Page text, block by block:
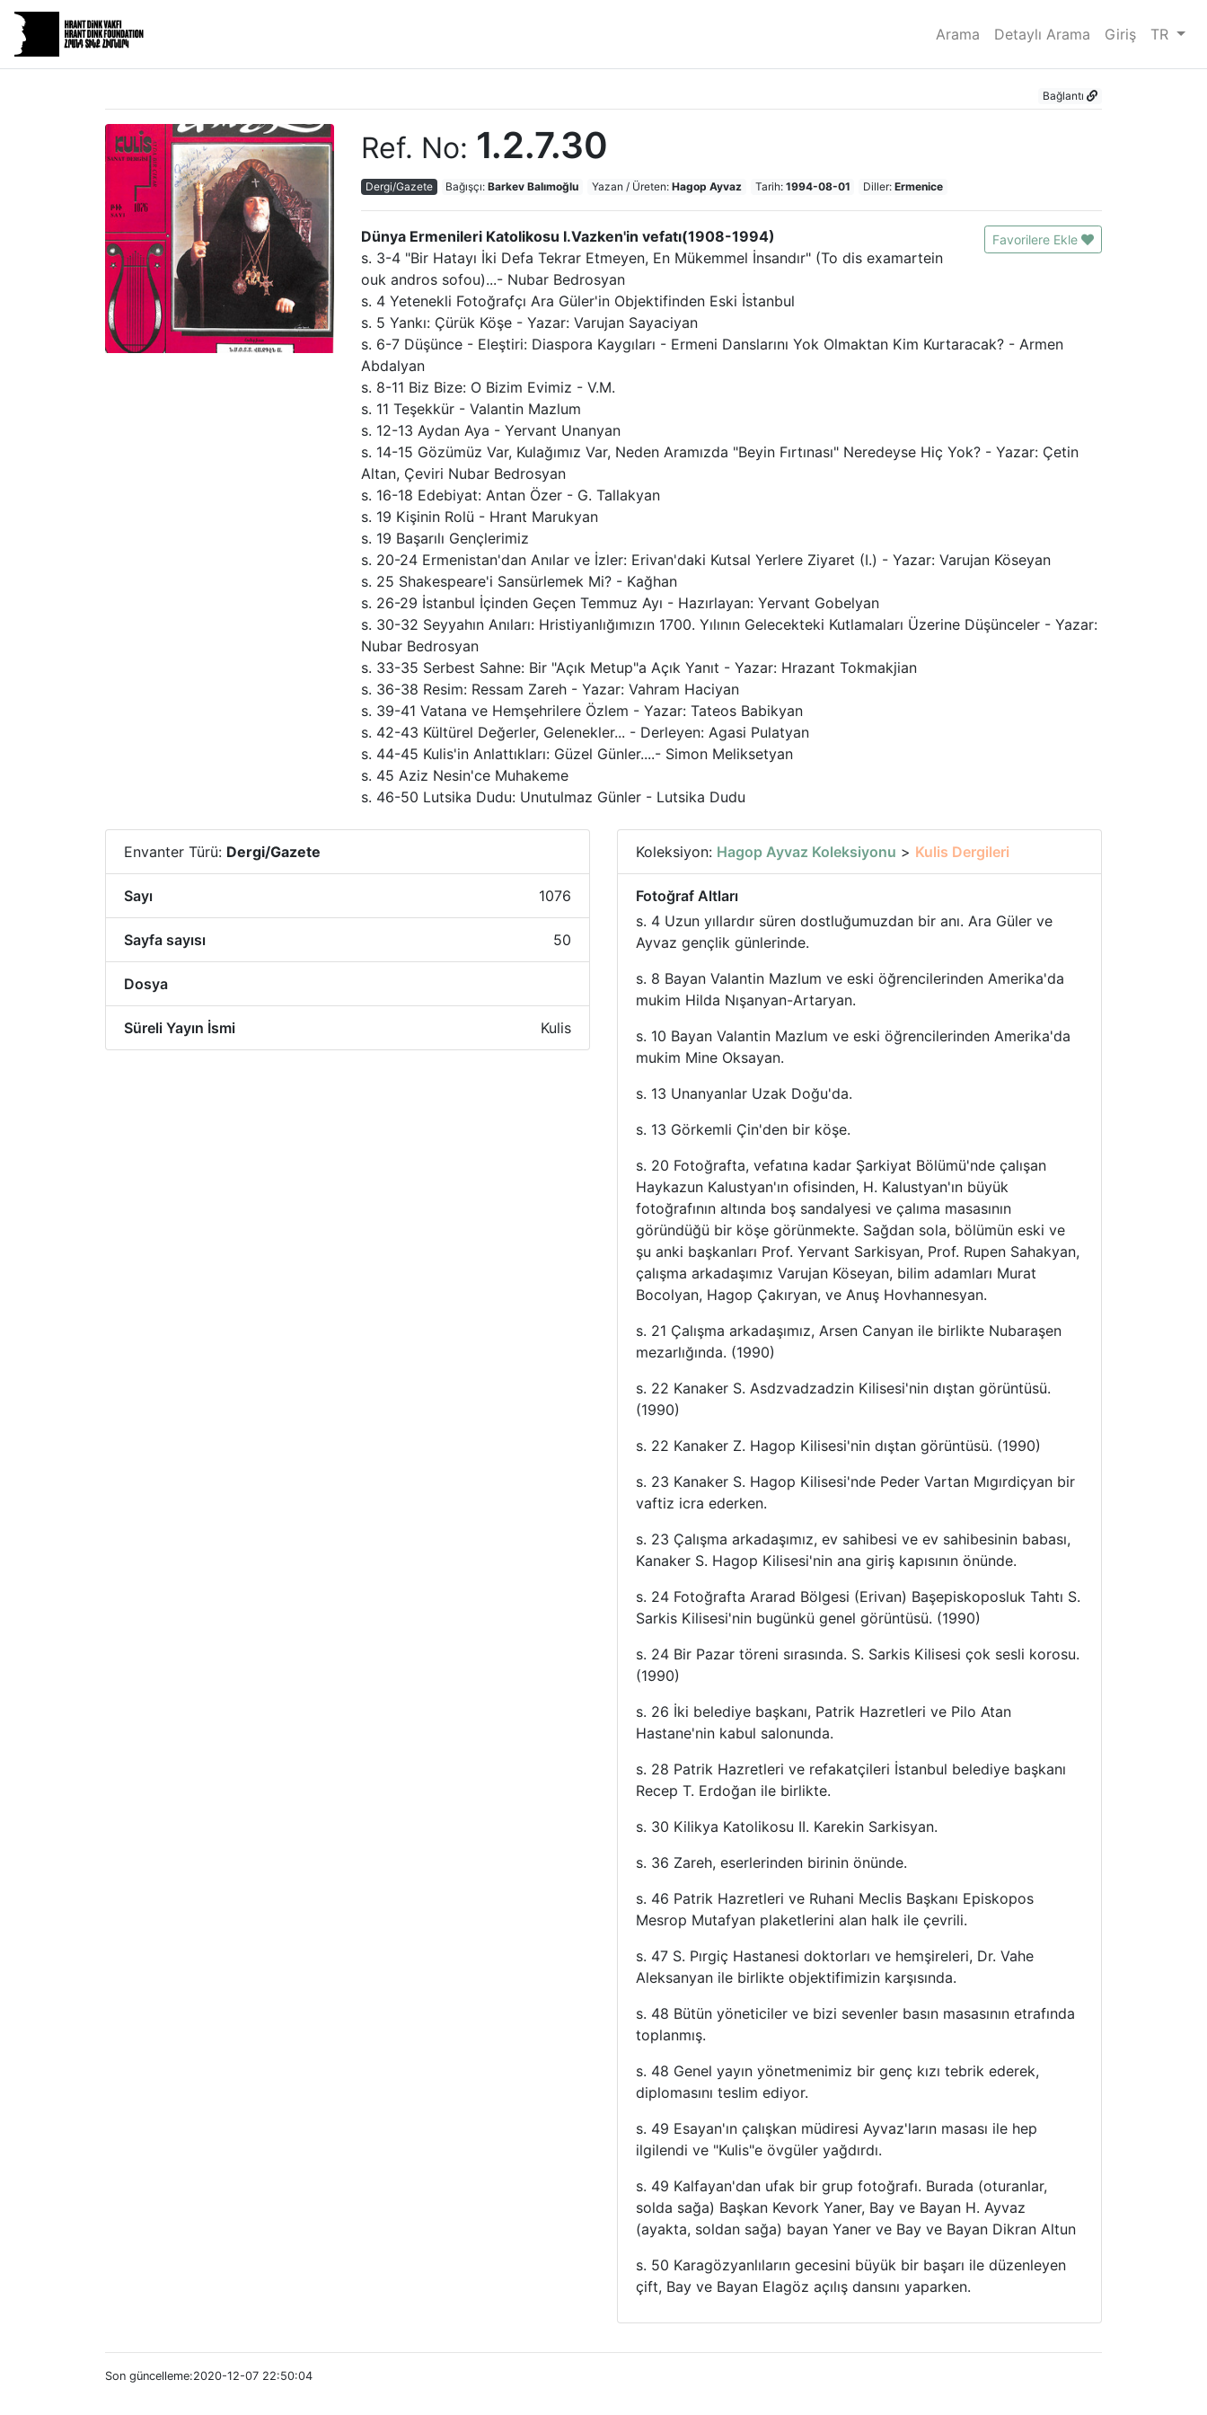
Arama Detaylı Arama Giriş TR
Bağlantı
Ref. No: 1.2.7.30
Dergi/Gazete Bağışçı: Barkev Balımoğlu Yazan / Üreten:Hagop Ayvaz Tarih:1994-08-01 Diller: Ermenice
Favorilere Ekle
Dünya Ermenileri Katolikosu I.Vazken'in vefatı(1908-1994)
s. 3-4 "Bir Hatayı İki Defa Tekrar Etmeyen, En Mükemmel İnsandır" (To dis examartein
ouk andros sofou)...- Nubar Bedrosyan
s. 4 Yetenekli Fotoğrafçı Ara Güler'in Objektifinden Eski İstanbul
s. 5 Yankı: Çürük Köşe - Yazar: Varujan Sayaciyan
s. 6-7 Düşünce - Eleştiri: Diaspora Kaygıları - Ermeni Danslarını Yok Olmaktan Kim Kurtaracak? - Armen
Abdalyan
s. 8-11 Biz Bize: O Bizim Evimiz - V.M.
s. 11 Teşekkür - Valantin Mazlum
s. 12-13 Aydan Aya - Yervant Unanyan
s. 14-15 Gözümüz Var, Kulağımız Var, Neden Aramızda "Beyin Fırtınası" Neredeyse Hiç Yok? - Yazar: Çetin
Altan, Çeviri Nubar Bedrosyan
s. 16-18 Edebiyat: Antan Özer - G. Tallakyan
s. 19 Kişinin Rolü - Hrant Marukyan
s. 19 Başarılı Gençlerimiz
s. 20-24 Ermenistan'dan Anılar ve İzler: Erivan'daki Kutsal Yerlere Ziyaret (I.) - Yazar: Varujan Köseyan
s. 25 Shakespeare'i Sansürlemek Mi? - Kağhan
s. 26-29 İstanbul İçinden Geçen Temmuz Ayı - Hazırlayan: Yervant Gobelyan
s. 30-32 Seyyahın Anıları: Hristiyanlığımızın 1700. Yılının Gelecekteki Kutlamaları Üzerine Düşünceler - Yazar:
Nubar Bedrosyan
s. 33-35 Serbest Sahne: Bir "Açık Metup"a Açık Yanıt - Yazar: Hrazant Tokmakjian
s. 36-38 Resim: Ressam Zareh - Yazar: Vahram Haciyan
s. 39-41 Vatana ve Hemşehrilere Özlem - Yazar: Tateos Babikyan
s. 42-43 Kültürel Değerler, Gelenekler... - Derleyen: Agasi Pulatyan
s. 44-45 Kulis'in Anlattıkları: Güzel Günler....- Simon Meliksetyan
s. 45 Aziz Nesin'ce Muhakeme
s. 46-50 Lutsika Dudu: Unutulmaz Günler - Lutsika Dudu
Envanter Türü: Dergi/Gazete
Sayı 1076
Sayfa sayısı 50
Dosya
Süreli Yayın İsmi Kulis
Koleksiyon: Hagop Ayvaz Koleksiyonu > Kulis Dergileri
Fotoğraf Altları
s. 4 Uzun yıllardır süren dostluğumuzdan bir anı. Ara Güler ve
Ayvaz gençlik günlerinde.
s. 8 Bayan Valantin Mazlum ve eski öğrencilerinden Amerika'da
mukim Hilda Nışanyan-Artaryan.
s. 10 Bayan Valantin Mazlum ve eski öğrencilerinden Amerika'da
mukim Mine Oksayan.
s. 13 Unanyanlar Uzak Doğu'da.
s. 13 Görkemli Çin'den bir köşe.
s. 20 Fotoğrafta, vefatına kadar Şarkiyat Bölümü'nde çalışan
Haykazun Kalustyan'ın ofisinden, H. Kalustyan'ın büyük
fotoğrafının altında boş sandalyesi ve çalıma masasının
göründüğü bir köşe görünmekte. Sağdan sola, bölümün eski ve
şu anki başkanları Prof. Yervant Sarkisyan, Prof. Rupen Sahakyan,
çalışma arkadaşımız Varujan Köseyan, bilim adamları Murat
Bocolyan, Hagop Çakıryan, ve Anuş Hovhannesyan.
s. 21 Çalışma arkadaşımız, Arsen Canyan ile birlikte Nubaraşen
mezarlığında. (1990)
s. 22 Kanaker S. Asdzvadzadzin Kilisesi'nin dıştan görüntüsü.
(1990)
s. 22 Kanaker Z. Hagop Kilisesi'nin dıştan görüntüsü. (1990)
s. 23 Kanaker S. Hagop Kilisesi'nde Peder Vartan Mıgırdiçyan bir
vaftiz icra ederken.
s. 23 Çalışma arkadaşımız, ev sahibesi ve ev sahibesinin babası,
Kanaker S. Hagop Kilisesi'nin ana giriş kapısının önünde.
s. 24 Fotoğrafta Ararad Bölgesi (Erivan) Başepiskoposluk Tahtı S.
Sarkis Kilisesi'nin bugünkü genel görüntüsü. (1990)
s. 24 Bir Pazar töreni sırasında. S. Sarkis Kilisesi çok sesli korosu.
(1990)
s. 26 İki belediye başkanı, Patrik Hazretleri ve Pilo Atan
Hastane'nin kabul salonunda.
s. 28 Patrik Hazretleri ve refakatçileri İstanbul belediye başkanı
Recep T. Erdoğan ile birlikte.
s. 30 Kilikya Katolikosu II. Karekin Sarkisyan.
s. 36 Zareh, eserlerinden birinin önünde.
s. 46 Patrik Hazretleri ve Ruhani Meclis Başkanı Episkopos
Mesrop Mutafyan plaketlerini alan halk ile çevrili.
s. 47 S. Pırgiç Hastanesi doktorları ve hemşireleri, Dr. Vahe
Aleksanyan ile birlikte objektifimizin karşısında.
s. 48 Bütün yöneticiler ve bizi sevenler basın masasının etrafında
toplanmış.
s. 48 Genel yayın yönetmenimiz bir genç kızı tebrik ederek,
diplomasını teslim ediyor.
s. 49 Esayan'ın çalışkan müdiresi Ayvaz'ların masası ile hep
ilgilendi ve "Kulis"e övgüler yağdırdı.
s. 49 Kalfayan'dan ufak bir grup fotoğrafı. Burada (oturanlar,
solda sağa) Başkan Kevork Yaner, Bay ve Bayan H. Ayvaz
(ayakta, soldan sağa) bayan Yaner ve Bay ve Bayan Dikran Altun
s. 50 Karagözyanlıların gecesini büyük bir başarı ile düzenleyen
çift, Bay ve Bayan Elagöz açılış dansını yaparken.
Son güncelleme:2020-12-07 22:50:04